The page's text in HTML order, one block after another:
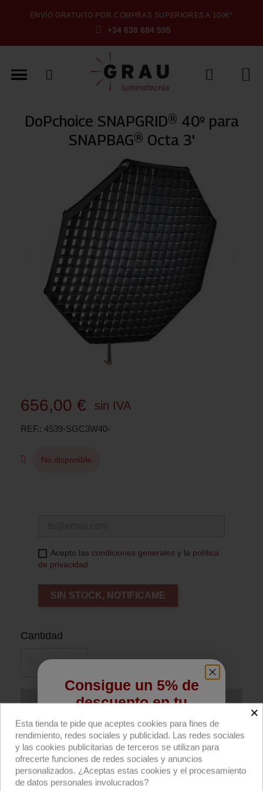
ENVÍO GRATUITO POR COMPRAS SUPERIORES A 100€*
+34 638 684 595
DoPchoice SNAPGRID® 40º para
SNAPBAG® Octa 3'
656,00 € sin IVA
REF. 4539-SGC3W40-
No disponible
Acepto las condiciones generales y la política
de privacidad.
SIN STOCK, NOTIFICAME
Cantidad
Añadir al carrito
Compra ahora
SNAPGRID® 40° para SNAPBAG® Octa 3
(90cm) de DoPchoice.
×
Esta tienda te pide que aceptes cookies para fines de
rendimiento, redes sociales y publicidad. Las redes sociales
y las cookies publicitarias de terceros se utilizan para
ofrecerte funciones de redes sociales y anuncios
personalizados. ¿Aceptas estas cookies y el procesamiento
de datos personales involucrados?
Consigue un 5% de
descuento en tu
primera compra
Regístrate para recibir el descuento.
Email